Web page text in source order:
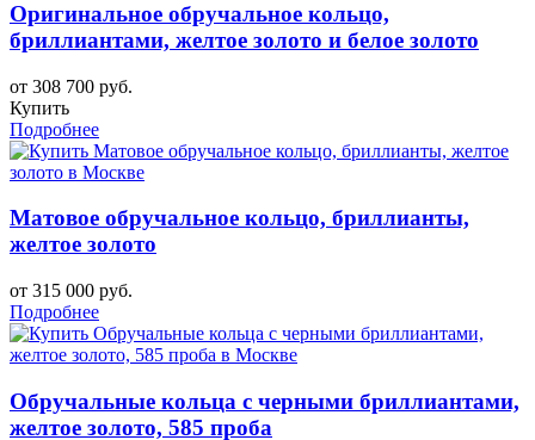
Оригинальное обручальное кольцо,
бриллиантами, желтое золото и белое золото
от 308 700 руб.
Купить
Подробнее
Матовое обручальное кольцо, бриллианты,
желтое золото
от 315 000 руб.
Подробнее
Обручальные кольца с черными бриллиантами,
желтое золото, 585 проба